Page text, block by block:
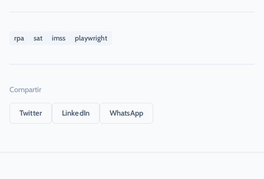
rpa sat imss playwright
Compartir
Twitter LinkedIn WhatsApp